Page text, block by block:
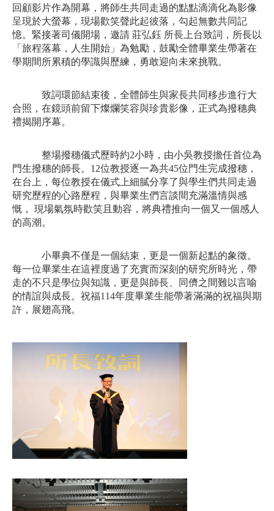
回顧影片作為開幕，將師生共同走過的點點滴滴化為影像
呈現於大螢幕，現場歡笑聲此起彼落，勾起無數共同記
憶。緊接著司儀開場，邀請 莊弘鈺 所長上台致詞，所長以
「旅程落幕，人生開始」為勉勵，鼓勵全體畢業生帶著在
學期間所累積的學識與歷練，勇敢迎向未來挑戰。
致詞環節結束後，全體師生與家長共同移步進行大
合照，在鏡頭前留下燦爛笑容與珍貴影像，正式為撥穗典
禮揭開序幕。
整場撥穗儀式歷時約2小時，由小吳教授擔任首位為
門生撥穗的師長。12位教授逐一為共45位門生完成撥穗，
在台上，每位教授在儀式上細膩分享了與學生們共同走過
研究歷程的心路歷程，與畢業生們言談間充滿溫情與感
慨， 現場氣氛時歡笑且動容，將典禮推向一個又一個感人
的高潮。
小畢典不僅是一個結束，更是一個新起點的象徵。
每一位畢業生在這裡度過了充實而深刻的研究所時光，帶
走的不只是學位與知識，更是與師長、同儕之間難以言喻
的情誼與成長。祝福114年度畢業生能帶著滿滿的祝福與期
許，展翅高飛。